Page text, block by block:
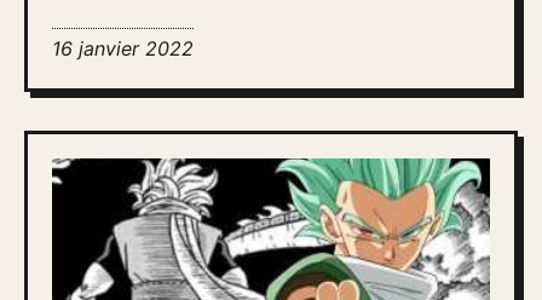
16 janvier 2022